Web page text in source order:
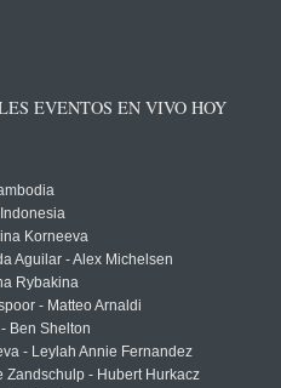
EVENTOS EN VIVO HOY
Korneeva
Aguilar - Alex Michelsen
Rybakina
- Matteo Arnaldi
Ben Shelton
- Leylah Annie Fernandez
Zandschulp - Hubert Hurkacz